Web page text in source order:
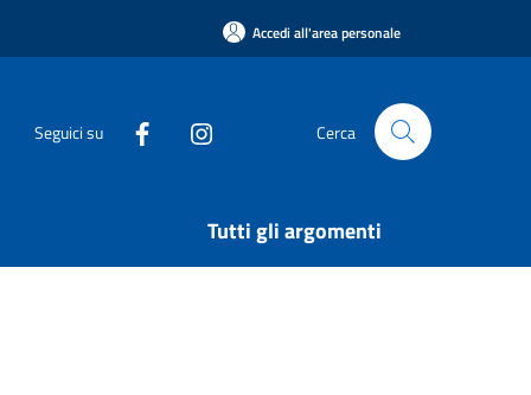
Accedi all'area personale
Seguici su Cerca
Tutti gli argomenti